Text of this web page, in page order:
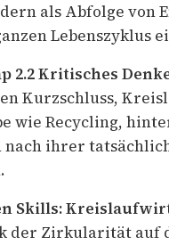
als Abfolge von
Lebenszyklus
2.2 Kritisches
Kurzschluss,
wie Recycling,
nach ihrer
Skills:
der Zirkularität auf